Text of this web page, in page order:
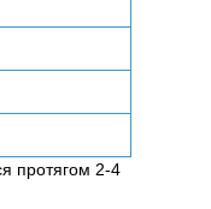
протягом 2-4